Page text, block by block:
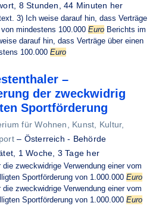
8 Stunden, 44 Minuten her
3) Ich weise darauf hin, dass Verträge
mindestens 100.000 Euro Berichts im
darauf hin, dass Verträge über einen
100.000 Euro
–
der zweckwidrig
Sportförderung
für Wohnen, Kunst, Kultur,
– Österreich - Behörde
1 Woche, 3 Tage her
die zweckwidrige Verwendung einer vom
Sportförderung von 1.000.000 Euro
die zweckwidrige Verwendung einer vom
Sportförderung von 1.000.000 Euro